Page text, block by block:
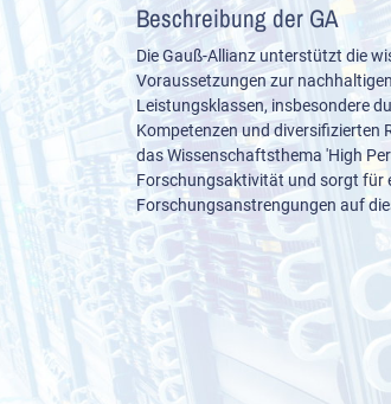
Beschreibung der GA
Die Gauß-Allianz unterstützt die
Voraussetzungen zur
Leistungsklassen, insbesondere
Kompetenzen und diversifizierten
das Wissenschaftsthema 'High
Forschungsaktivität und sorgt für
Forschungsanstrengungen auf